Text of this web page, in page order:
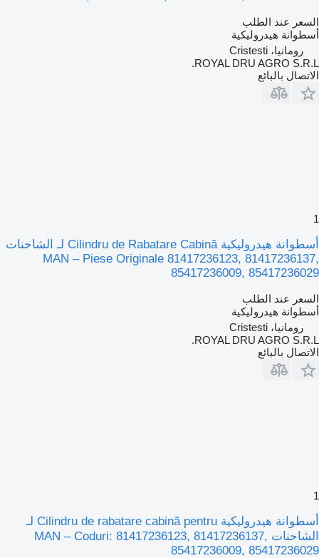
السعر عند الطلب
أسطوانة هيدروليكية
رومانيا، Cristesti
ROYAL DRU AGRO S.R.L.
الاتصال بالبائع
1
أسطوانة هيدروليكية Cilindru de Rabatare Cabină لـ الشاحنات
MAN – Piese Originale 81417236123, 81417236137,
85417236009, 85417236029
السعر عند الطلب
أسطوانة هيدروليكية
رومانيا، Cristesti
ROYAL DRU AGRO S.R.L.
الاتصال بالبائع
1
أسطوانة هيدروليكية Cilindru de rabatare cabină pentru لـ
الشاحنات MAN – Coduri: 81417236123, 81417236137,
85417236009, 85417236029